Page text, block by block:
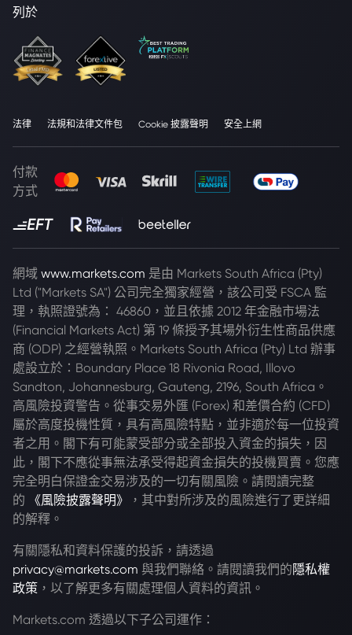
列於
法律 法規和法律文件包 Cookie 披露聲明 安全上網
付款
方式
網域 www.markets.com 是由 Markets South Africa (Pty)
Ltd ("Markets SA") 公司完全獨家經營，該公司受 FSCA 監
理，執照證號為： 46860，並且依據 2012 年金融市場法
(Financial Markets Act) 第 19 條授予其場外衍生性商品供應
商 (ODP) 之經營執照。Markets South Africa (Pty) Ltd 辦事
處設立於：Boundary Place 18 Rivonia Road, Illovo
Sandton, Johannesburg, Gauteng, 2196, South Africa。
高風險投資警告。從事交易外匯 (Forex) 和差價合約 (CFD)
屬於高度投機性質，具有高風險特點，並非適於每一位投資
者之用。閣下有可能蒙受部分或全部投入資金的損失，因
此，閣下不應從事無法承受得起資金損失的投機買賣。您應
完全明白保證金交易涉及的一切有關風險。請閱讀完整
的
《風險披露聲明》
，其中對所涉及的風險進行了更詳細
的解釋。
有關隱私和資料保護的投訴，請透過
privacy@markets.com 與我們聯絡。請閱讀我們的 隱私權
政策 ，以了解更多有關處理個人資料的資訊。
Markets.com 透過以下子公司運作：